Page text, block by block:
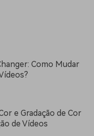
Como Mudar
e Gradação de Cor
de Vídeos